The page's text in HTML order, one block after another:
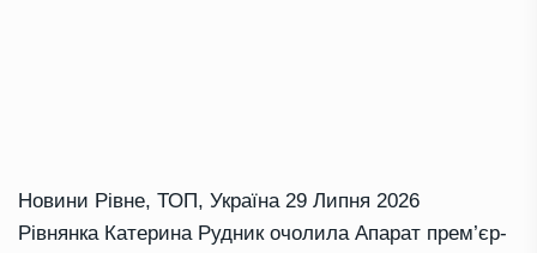
Новини Рівне, ТОП, Україна 29 Липня 2026
Рівнянка Катерина Рудник очолила Апарат прем’єр-